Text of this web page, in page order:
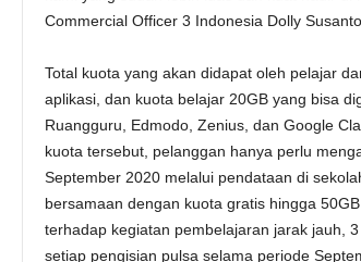
Commercial Officer 3 Indonesia Dolly Susanto.
Total kuota yang akan didapat oleh pelajar
aplikasi, dan kuota belajar 20GB yang bisa
Ruangguru, Edmodo, Zenius, dan Google
kuota tersebut, pelanggan hanya perlu
September 2020 melalui pendataan di
bersamaan dengan kuota gratis hingga
terhadap kegiatan pembelajaran jarak jauh,
setiap pengisian pulsa selama periode